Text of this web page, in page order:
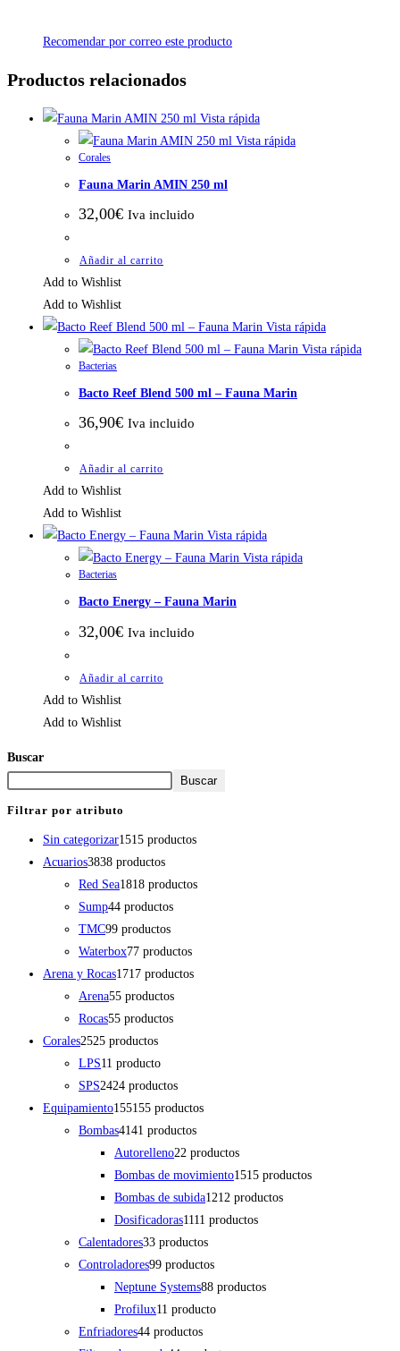
Recomendar por correo este producto
Productos relacionados
Vista rápida
Vista rápida
Corales
Fauna Marin AMIN 250 ml
32,00€ Iva incluido
Añadir al carrito
Add to Wishlist
Add to Wishlist
Vista rápida
Vista rápida
Bacterias
Bacto Reef Blend 500 ml – Fauna Marin
36,90€ Iva incluido
Añadir al carrito
Add to Wishlist
Add to Wishlist
Vista rápida
Vista rápida
Bacterias
Bacto Energy – Fauna Marin
32,00€ Iva incluido
Añadir al carrito
Add to Wishlist
Add to Wishlist
Buscar
Buscar
Filtrar por atributo
Sin categorizar1515 productos
Acuarios3838 productos
Red Sea1818 productos
Sump44 productos
TMC99 productos
Waterbox77 productos
Arena y Rocas1717 productos
Arena55 productos
Rocas55 productos
Corales2525 productos
LPS11 producto
SPS2424 productos
Equipamiento155155 productos
Bombas4141 productos
Autorelleno22 productos
Bombas de movimiento1515 productos
Bombas de subida1212 productos
Dosificadoras1111 productos
Calentadores33 productos
Controladores99 productos
Neptune Systems88 productos
Profilux11 producto
Enfriadores44 productos